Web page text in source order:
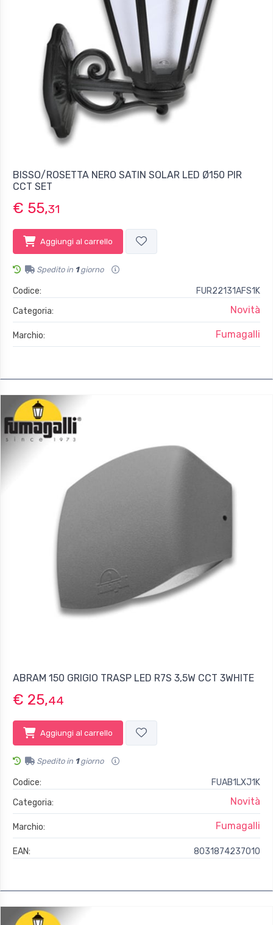
BISSO/ROSETTA NERO SATIN SOLAR LED Ø150 PIR
CCT SET
€ 55,31
Aggiungi al carrello
Spedito in 1giorno
Codice:
FUR22131AFS1K
Categoria:
Novità
Marchio: Fumagalli
ABRAM 150 GRIGIO TRASP LED R7S 3,5W CCT 3WHITE
€ 25,44
Aggiungi al carrello
Spedito in 1giorno
Codice:
FUAB1LXJ1K
Categoria:
Novità
Marchio: Fumagalli
EAN: 8031874237010